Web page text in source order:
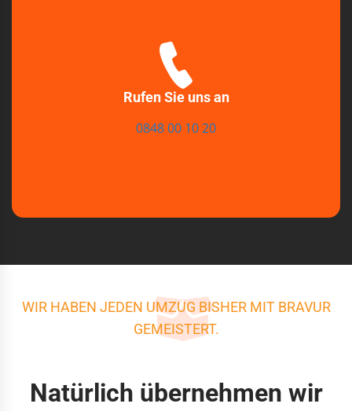
Rufen Sie uns an
0848 00 10 20
WIR HABEN JEDEN UMZUG BISHER MIT BRAVUR
GEMEISTERT.
Natürlich übernehmen wir